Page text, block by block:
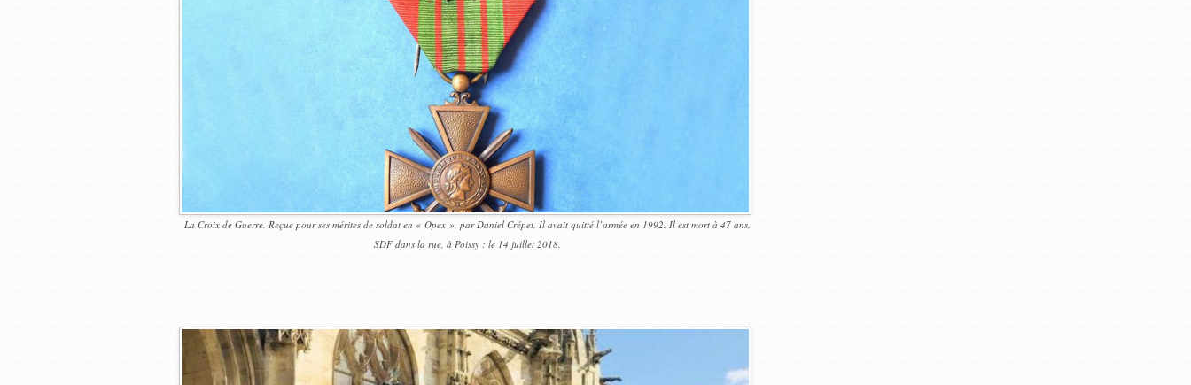
La Croix de Guerre. Reçue pour ses mérites de soldat en « Opex », par Daniel Crépet. Il avait quitté l’armée en 1992. Il est mort à 47 ans,
SDF dans la rue, à Poissy : le 14 juillet 2018.